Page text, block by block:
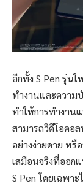
อีกทั้ง S Pen รุ่นใ
ทำงานและความ
ทำให้การทำงาน
สามารถวิดีโอคอ
อย่างง่ายดาย ห
เสมือนจริงที่ออก
S Pen โดยเฉพา